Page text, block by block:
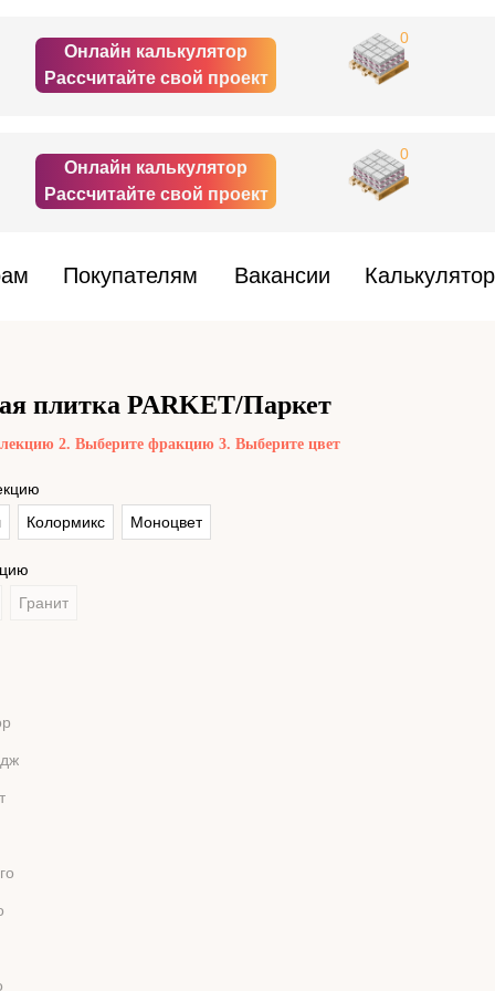
0
Онлайн калькулятор
Рассчитайте свой проект
0
Онлайн калькулятор
Рассчитайте свой проект
Покупателям Вакансии Калькулятор
плитка PARKET/Паркет
2. Выберите фракцию 3. Выберите цвет
Колормикс Моноцвет
Гранит